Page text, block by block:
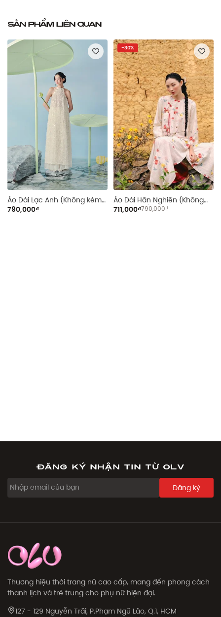
Sản phẩm liên quan
Áo Dài Lạc Anh (Không kèm
quần)
790,000₫
-30%
Áo Dài Hân Nghiên (Không
kèm quần)
711,000₫790,000₫
Đăng ký nhận tin từ OLV
Đăng ký
Thương hiệu thời trang nữ cao cấp, mang đến phong cách
thanh lịch và trẻ trung cho phụ nữ hiện đại.
127 - 129 Nguyễn Trãi, P.Phạm Ngũ Lão, Q.1, HCM